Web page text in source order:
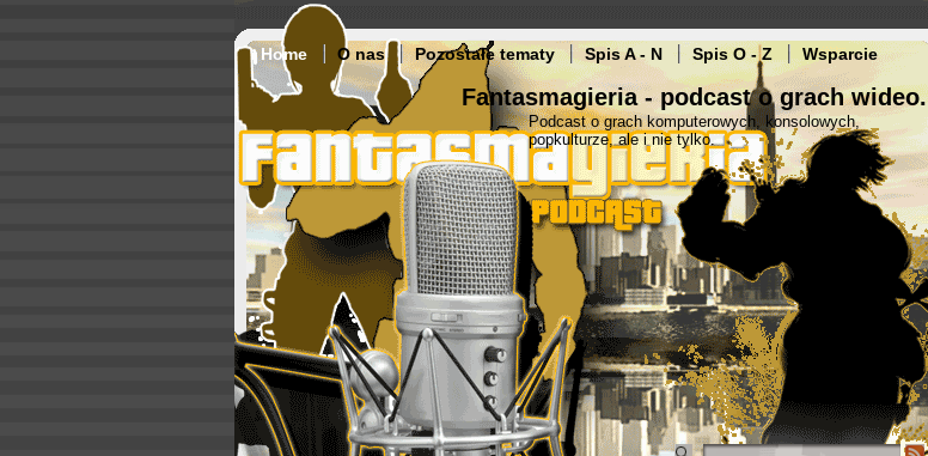
Home O nas Pozostałe tematy Spis A - N Spis O - Z Wsparcie
Fantasmagieria - podcast o grach wideo.
Podcast o grach komputerowych, konsolowych,
popkulturze, ale i nie tylko.